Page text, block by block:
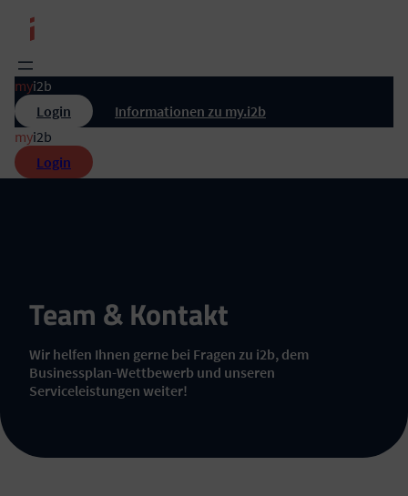
Inhalt
springen
myi2b
Login
Informationen zu my.i2b
myi2b
Login
Team & Kontakt
Wir helfen Ihnen gerne bei Fragen zu i2b, dem
Businessplan-Wettbewerb und unseren
Serviceleistungen weiter!